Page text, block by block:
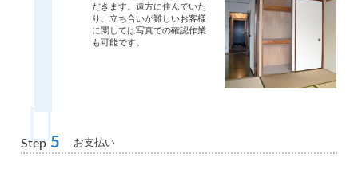
だきます。遠方に住んでいた
り、立ち合いが難しいお客様
に関しては写真での確認作業
も可能です。
Step 5 お支払い